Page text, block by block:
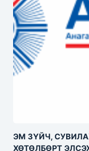
ЭМ ЗҮЙЧ,
ХӨТӨЛБӨРТ